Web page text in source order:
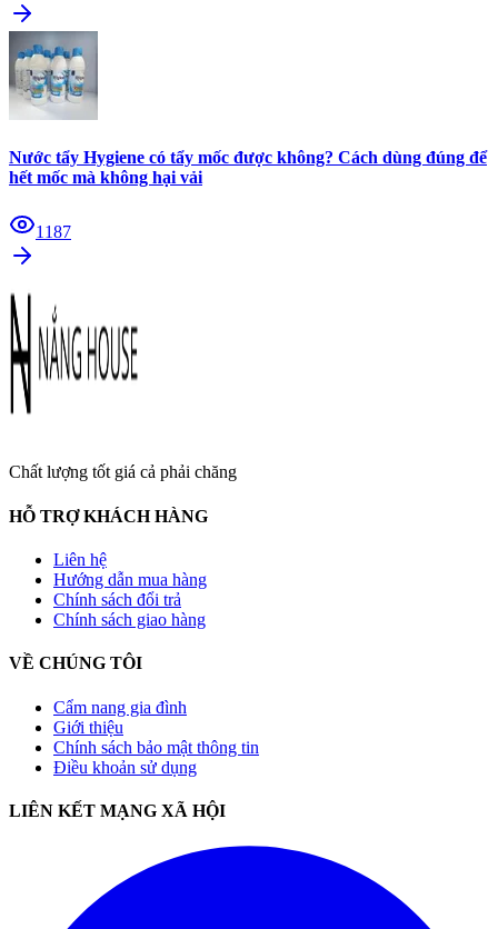
Nước tẩy Hygiene có tẩy mốc được không? Cách dùng đúng để
hết mốc mà không hại vải
1187
Chất lượng tốt giá cả phải chăng
HỖ TRỢ KHÁCH HÀNG
Liên hệ
Hướng dẫn mua hàng
Chính sách đổi trả
Chính sách giao hàng
VỀ CHÚNG TÔI
Cẩm nang gia đình
Giới thiệu
Chính sách bảo mật thông tin
Điều khoản sử dụng
LIÊN KẾT MẠNG XÃ HỘI